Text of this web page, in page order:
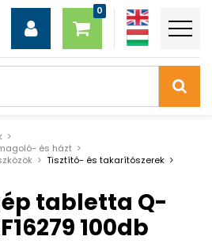
és házt
Tisztító- és takarítószerek
tabletta Q-
100db